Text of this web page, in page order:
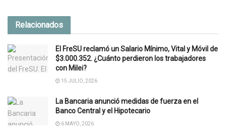
Relacionados
El FreSU reclamó un Salario Mínimo, Vital y Móvil de
$3.000.352. ¿Cuánto perdieron los trabajadores
con Milei?
15 JULIO, 2026
La Bancaria anunció medidas de fuerza en el
Banco Central y el Hipotecario
6 MAYO, 2026